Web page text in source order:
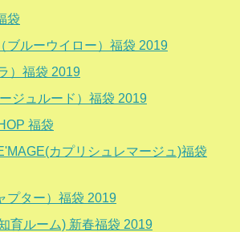
袋
ブルーウイロー）福袋 2019
）福袋 2019
ジュルード）福袋 2019
福袋
カプリシュレマージュ)福袋
プター）福袋 2019
育ルーム) 新春福袋 2019